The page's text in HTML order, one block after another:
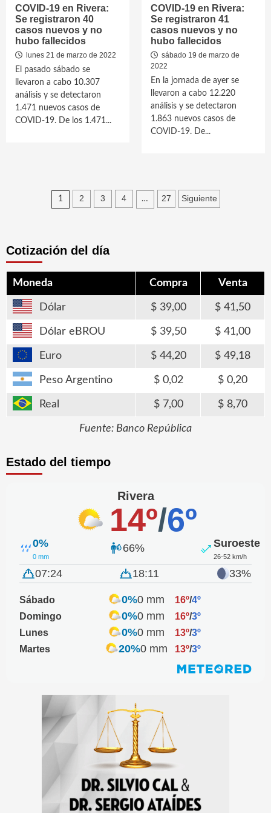
COVID-19 en Rivera:
Se registraron 40
casos nuevos y no
hubo fallecidos
lunes 21 de marzo de 2022
El pasado sábado se
llevaron a cabo 10.307
análisis y se detectaron
1.471 nuevos casos de
COVID-19. De los 1.471...
COVID-19 en Rivera:
Se registraron 41
casos nuevos y no
hubo fallecidos
sábado 19 de marzo de
2022
En la jornada de ayer se
llevaron a cabo 12.220
análisis y se detectaron
1.863 nuevos casos de
COVID-19. De...
Paginación
1 2 3 4 … 27 Siguiente
Cotización del día
Moneda Compra Venta
Dólar 39,00 41,50
Dólar eBROU 39,50 41,00
Euro 44,20 49,18
Peso Argentino 0,02 0,20
Real 7,00 8,70
Fuente: Banco República
Estado del tiempo
Rivera
14º/6º
0%
0 mm
66% Suroeste
26-52 km/h
07:24 18:11 33%
Sábado 0%0 mm 16º/4º
Domingo
0%0 mm 16º/3º
Lunes
0%0 mm 13º/3º
Martes
20%0 mm 13º/3º